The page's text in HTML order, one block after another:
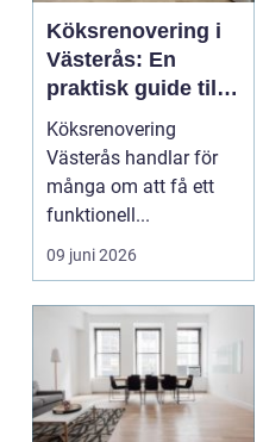
Köksrenovering i
Västerås: En
praktisk guide till
ett lyckat projekt
Köksrenovering
Västerås handlar för
många om att få ett
funktionell...
09 juni 2026